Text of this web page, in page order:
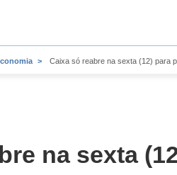
Caixa só reabre na sexta (12) para
na sexta